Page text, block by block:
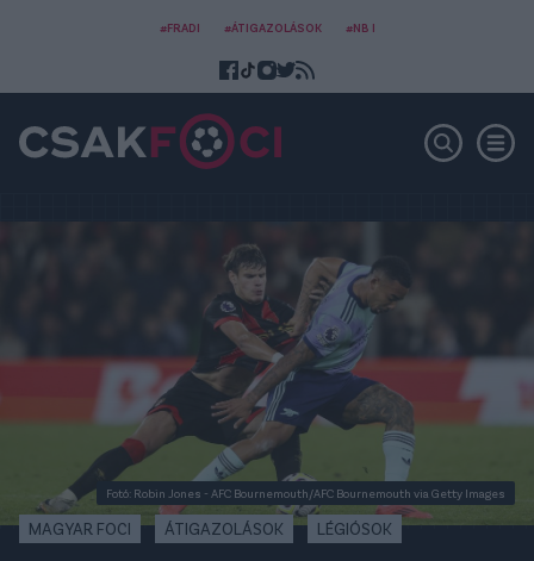
#FRADI #ÁTIGAZOLÁSOK #NB I
Fotó: Robin Jones - AFC Bournemouth/AFC Bournemouth via Getty Images
MAGYAR FOCI ÁTIGAZOLÁSOK LÉGIÓSOK